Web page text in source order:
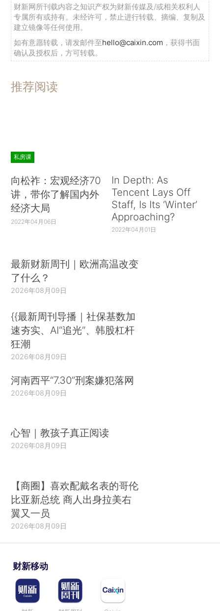
财新网所刊载内容之知识产权为财新传媒及/或相关权利人
专属所有或持有。未经许可，禁止进行转载、摘编、复制及
建立镜像等任何使用。
如有意愿转载，请发邮件至hello@caixin.com ，获得书面
确认及授权后，方可转载。
推荐阅读
私房课
向松祚：宏观经济70
讲，带你了解国内外
经济大局
2022年04月06日
In Depth: As
Tencent Lays Off
Staff, Is Its ‘Winter’
Approaching?
2022年04月01日
最新财新周刊｜欧洲高温改变
了什么？
2026年08月09日
{{最新周刊导播｜社保基数加
速夯实、AI“追光”、韩股杠杆
狂潮
2026年08月09日
河南西平“7.30”刑案嫌犯落网
2026年08月09日
心智｜教孩子真正阅读
2026年08月09日
【商圈】喜欢配戴名表的哥伦
比亚新总统 商人出身拉美右
翼又一员
2026年08月09日
财新移动